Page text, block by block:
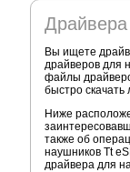
Вы ищете
драйверов для
файлы
быстро
Ниже
также об
наушников Tt
драйвера для